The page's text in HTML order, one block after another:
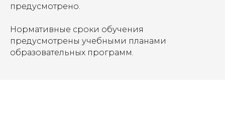
предусмотрено.
Нормативные сроки обучения
предусмотрены учебными планами
образовательных программ.